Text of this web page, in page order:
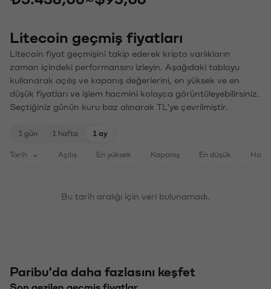
Litecoin geçmiş fiyatları
Litecoin fiyat geçmişini takip ederek kripto varlıkların
zaman içindeki performansını izleyin. Aşağıdaki tabloyu
kullanarak açılış ve kapanış değerlerini, en yüksek ve en
düşük fiyatları ve işlem hacmini kolayca görüntüleyebilirsiniz.
Seçtiğiniz günün kuru baz alınarak TL'ye çevrilmiştir.
1 gün 1 hafta 1 ay
Tarih Açılış En yüksek Kapanış En düşük
Bu tarih aralığı için veri bulunamadı.
Paribu'da daha fazlasını keşfet
Son gezilen geçmiş fiyatlar